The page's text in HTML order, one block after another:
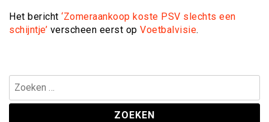
Het bericht ‘Zomeraankoop koste PSV slechts een
schijntje’ verscheen eerst op Voetbalvisie.
Zoeken
naar: